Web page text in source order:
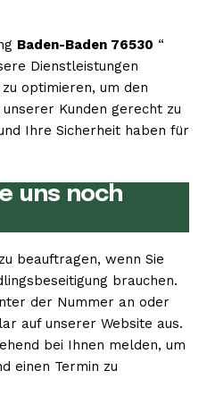
Baden-Baden 76530 “
Dienstleistungen
optimieren, um den
Kunden gerecht zu
Ihre Sicherheit haben für
uns noch
beauftragen, wenn Sie
brauchen.
der Nummer an oder
auf unserer Website aus.
bei Ihnen melden, um
einen Termin zu